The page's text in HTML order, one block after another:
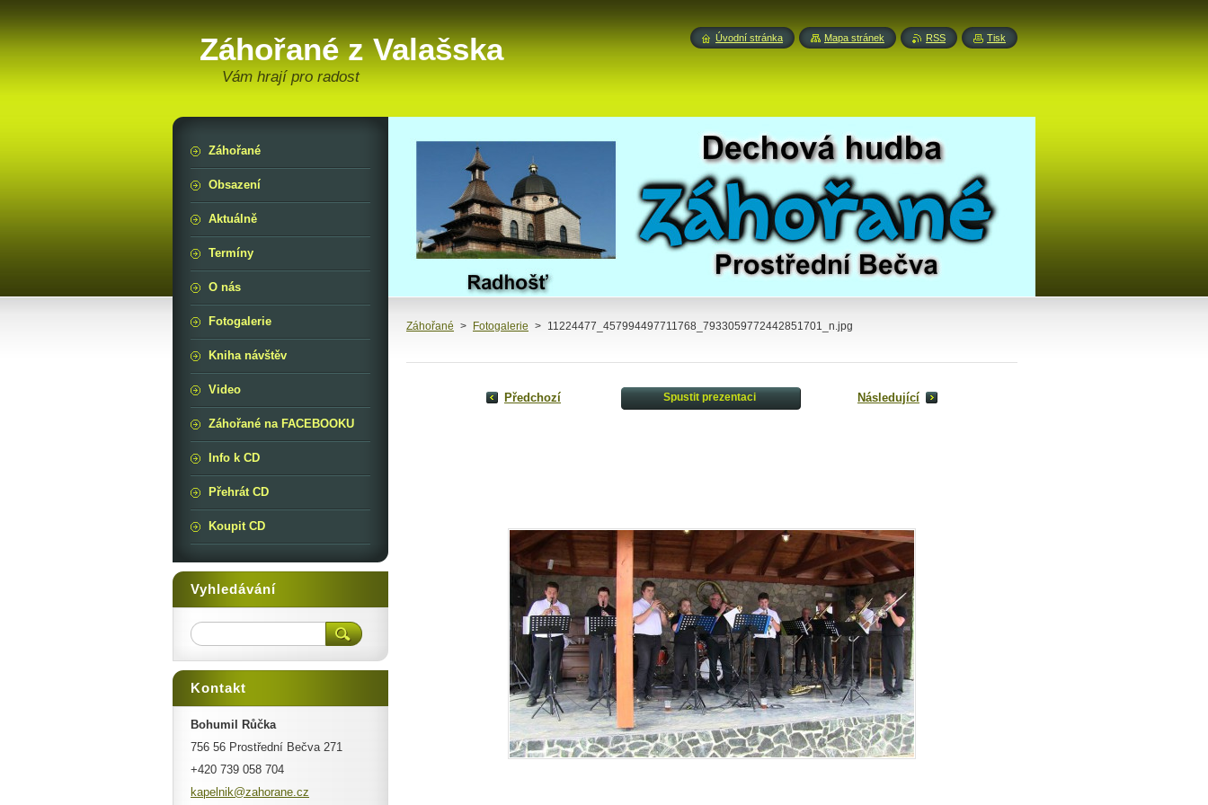
Záhořané z Valašska
Vám hrají pro radost
Záhořané > Fotogalerie > 11224477_457994497711768_7933059772442851701_n.jpg
Předchozí Spustit prezentaci Následující
Záhořané
Obsazení
Aktuálně
Termíny
O nás
Fotogalerie
Kniha návštěv
Video
Záhořané na FACEBOOKU
Info k CD
Přehrát CD
Koupit CD
Vyhledávání
Kontakt
Bohumil Růčka
756 56 Prostřední Bečva 271
+420 739 058 704
kapelnik@zahorane.cz
Úvodní stránka Mapa stránek RSS Tisk